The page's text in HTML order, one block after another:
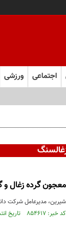
اجتماعی ورزشی
در یمن
معجون گرده‌ زغال و
شیرین، مدیرعامل شرکت‌
کد خبر: ۸۵۴۶۱۷ تاریخ انتشار : ۱۴۰۳/۰۷/۰۲